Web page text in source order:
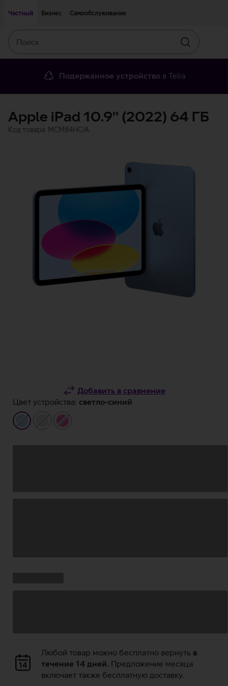
Частный
Бизнес Самообслуживание
Искать
Подержанное устройство в Telia
Apple iPad 10.9'' (2022) 64 ГБ
Код товара: MCM84HC/A
Добавить в сравнение
Цвет устройства: светло-синий
светло-
синий
серебристый
розовый
Загрузка
данных
Любой товар можно бесплатно вернуть в
течение 14 дней. Предложение месяца
включает также бесплатную доставку.